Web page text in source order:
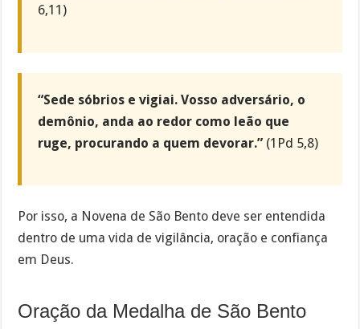
6,11)
“Sede sóbrios e vigiai. Vosso adversário, o
demônio, anda ao redor como leão que
ruge, procurando a quem devorar.” (1Pd 5,8)
Por isso, a Novena de São Bento deve ser entendida
dentro de uma vida de vigilância, oração e confiança
em Deus.
Oração da Medalha de São Bento